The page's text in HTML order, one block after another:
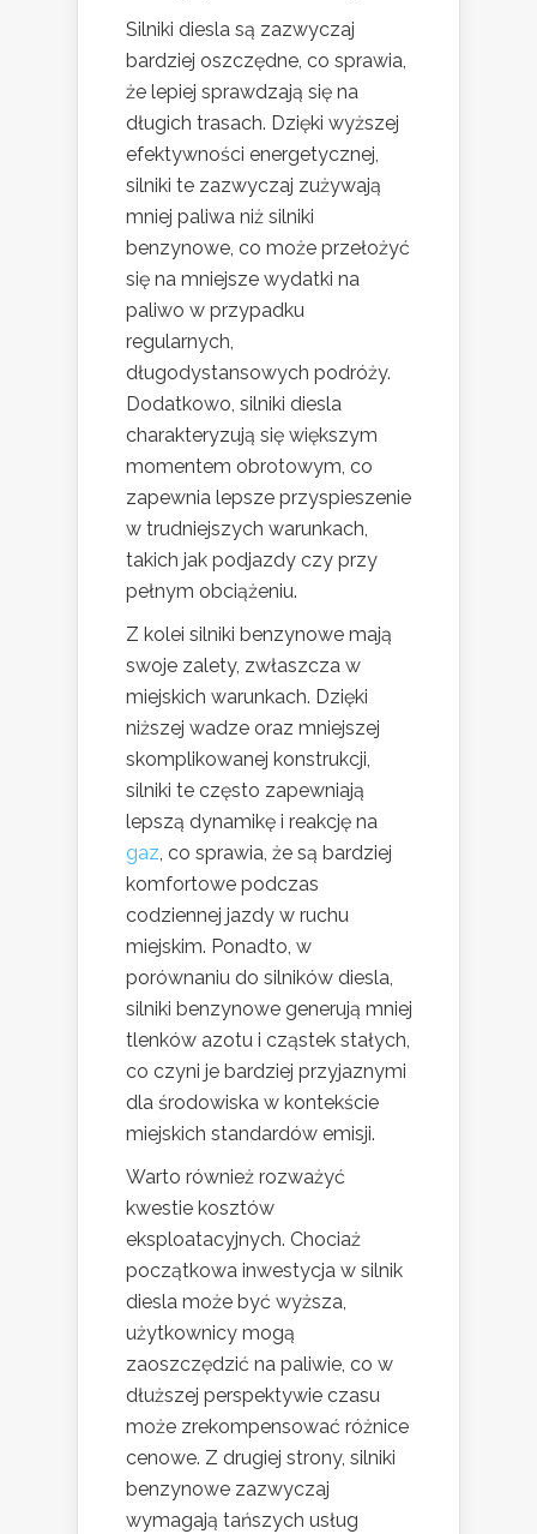
Silniki diesla są zazwyczaj
bardziej oszczędne, co sprawia,
że lepiej sprawdzają się na
długich trasach. Dzięki wyższej
efektywności energetycznej,
silniki te zazwyczaj zużywają
mniej paliwa niż silniki
benzynowe, co może przełożyć
się na mniejsze wydatki na
paliwo w przypadku
regularnych,
długodystansowych podróży.
Dodatkowo, silniki diesla
charakteryzują się większym
momentem obrotowym, co
zapewnia lepsze przyspieszenie
w trudniejszych warunkach,
takich jak podjazdy czy przy
pełnym obciążeniu.
Z kolei silniki benzynowe mają
swoje zalety, zwłaszcza w
miejskich warunkach. Dzięki
niższej wadze oraz mniejszej
skomplikowanej konstrukcji,
silniki te często zapewniają
lepszą dynamikę i reakcję na
gaz , co sprawia, że są bardziej
komfortowe podczas
codziennej jazdy w ruchu
miejskim. Ponadto, w
porównaniu do silników diesla,
silniki benzynowe generują mniej
tlenków azotu i cząstek stałych,
co czyni je bardziej przyjaznymi
dla środowiska w kontekście
miejskich standardów emisji.
Warto również rozważyć
kwestie kosztów
eksploatacyjnych. Chociaż
początkowa inwestycja w silnik
diesla może być wyższa,
użytkownicy mogą
zaoszczędzić na paliwie, co w
dłuższej perspektywie czasu
może zrekompensować różnice
cenowe. Z drugiej strony, silniki
benzynowe zazwyczaj
wymagają tańszych usług